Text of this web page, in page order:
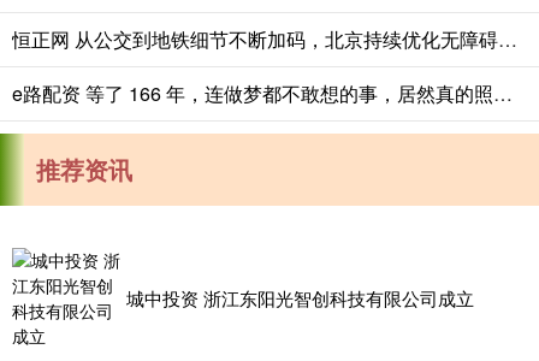
恒正网 从公交到地铁细节不断加码，北京持续优化无障碍出行服务
e路配资 等了 166 年，连做梦都不敢想的事，居然真的照进现实了。法国要把当
推荐资讯
城中投资 浙江东阳光智创科技有限公司成立